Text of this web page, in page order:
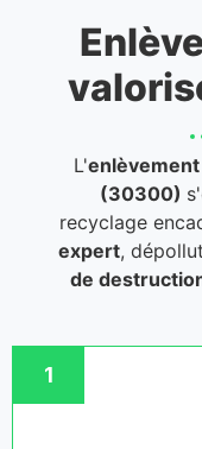
L'
(30300)
recyclage
expert,
de
1